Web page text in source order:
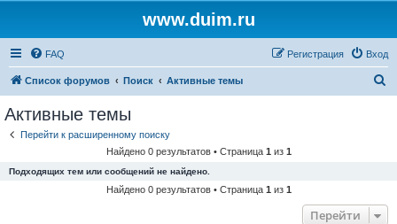
www.duim.ru
FAQ Вход
Регистрация
Список форумов Поиск Активные темы
Активные темы
Перейти к расширенному поиску
Найдено 0 результатов • Страница 1 из 1
Подходящих тем или сообщений не найдено.
Найдено 0 результатов • Страница 1 из 1
Перейти